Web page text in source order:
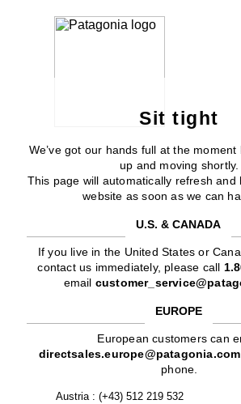
Sit tight
We’ve got our hands full at the
up and moving shortly.
This page will automatically refresh and
website as soon as we can
U.S. & CANADA
If you live in the United States or
contact us immediately, please call
email
EUROPE
European customers can
directsales.europe@patagonia.com
phone.
Austria : (+43) 512 219 532